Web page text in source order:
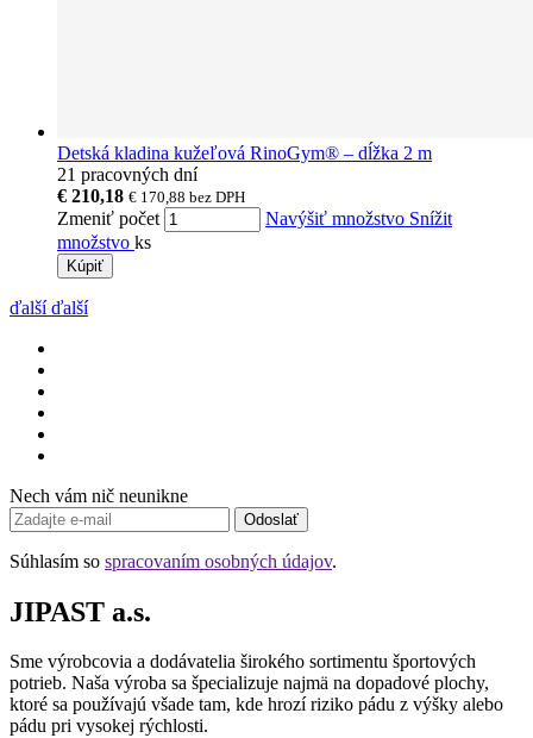
Detská kladina kužeľová RinoGym® – dĺžka 2 m
21 pracovných dní
€ 210,18 € 170,88 bez DPH
Zmeniť počet Navýšiť množstvo Snížit
množstvo ks
Kúpiť
ďalší ďalší
Nech vám nič neunikne
Odoslať
Súhlasím so spracovaním osobných údajov.
JIPAST a.s.
Sme výrobcovia a dodávatelia širokého sortimentu športových
potrieb. Naša výroba sa špecializuje najmä na dopadové plochy,
ktoré sa používajú všade tam, kde hrozí riziko pádu z výšky alebo
pádu pri vysokej rýchlosti.